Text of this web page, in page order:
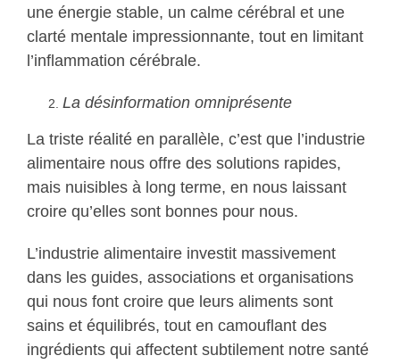
une énergie stable, un calme cérébral et une
clarté mentale impressionnante, tout en limitant
l’inflammation cérébrale.
La désinformation omniprésente
La triste réalité en parallèle, c’est que l’industrie
alimentaire nous offre des solutions rapides,
mais nuisibles à long terme, en nous laissant
croire qu’elles sont bonnes pour nous.
L’industrie alimentaire investit massivement
dans les guides, associations et organisations
qui nous font croire que leurs aliments sont
sains et équilibrés, tout en camouflant des
ingrédients qui affectent subtilement notre santé